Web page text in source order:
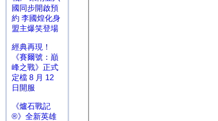
國同步開啟預
約 李國煌化身
盟主爆笑登場
經典再現！
《賽爾號：巔
峰之戰》正式
定檔 8 月 12
日開服
《爐石戰記
®》全新英雄